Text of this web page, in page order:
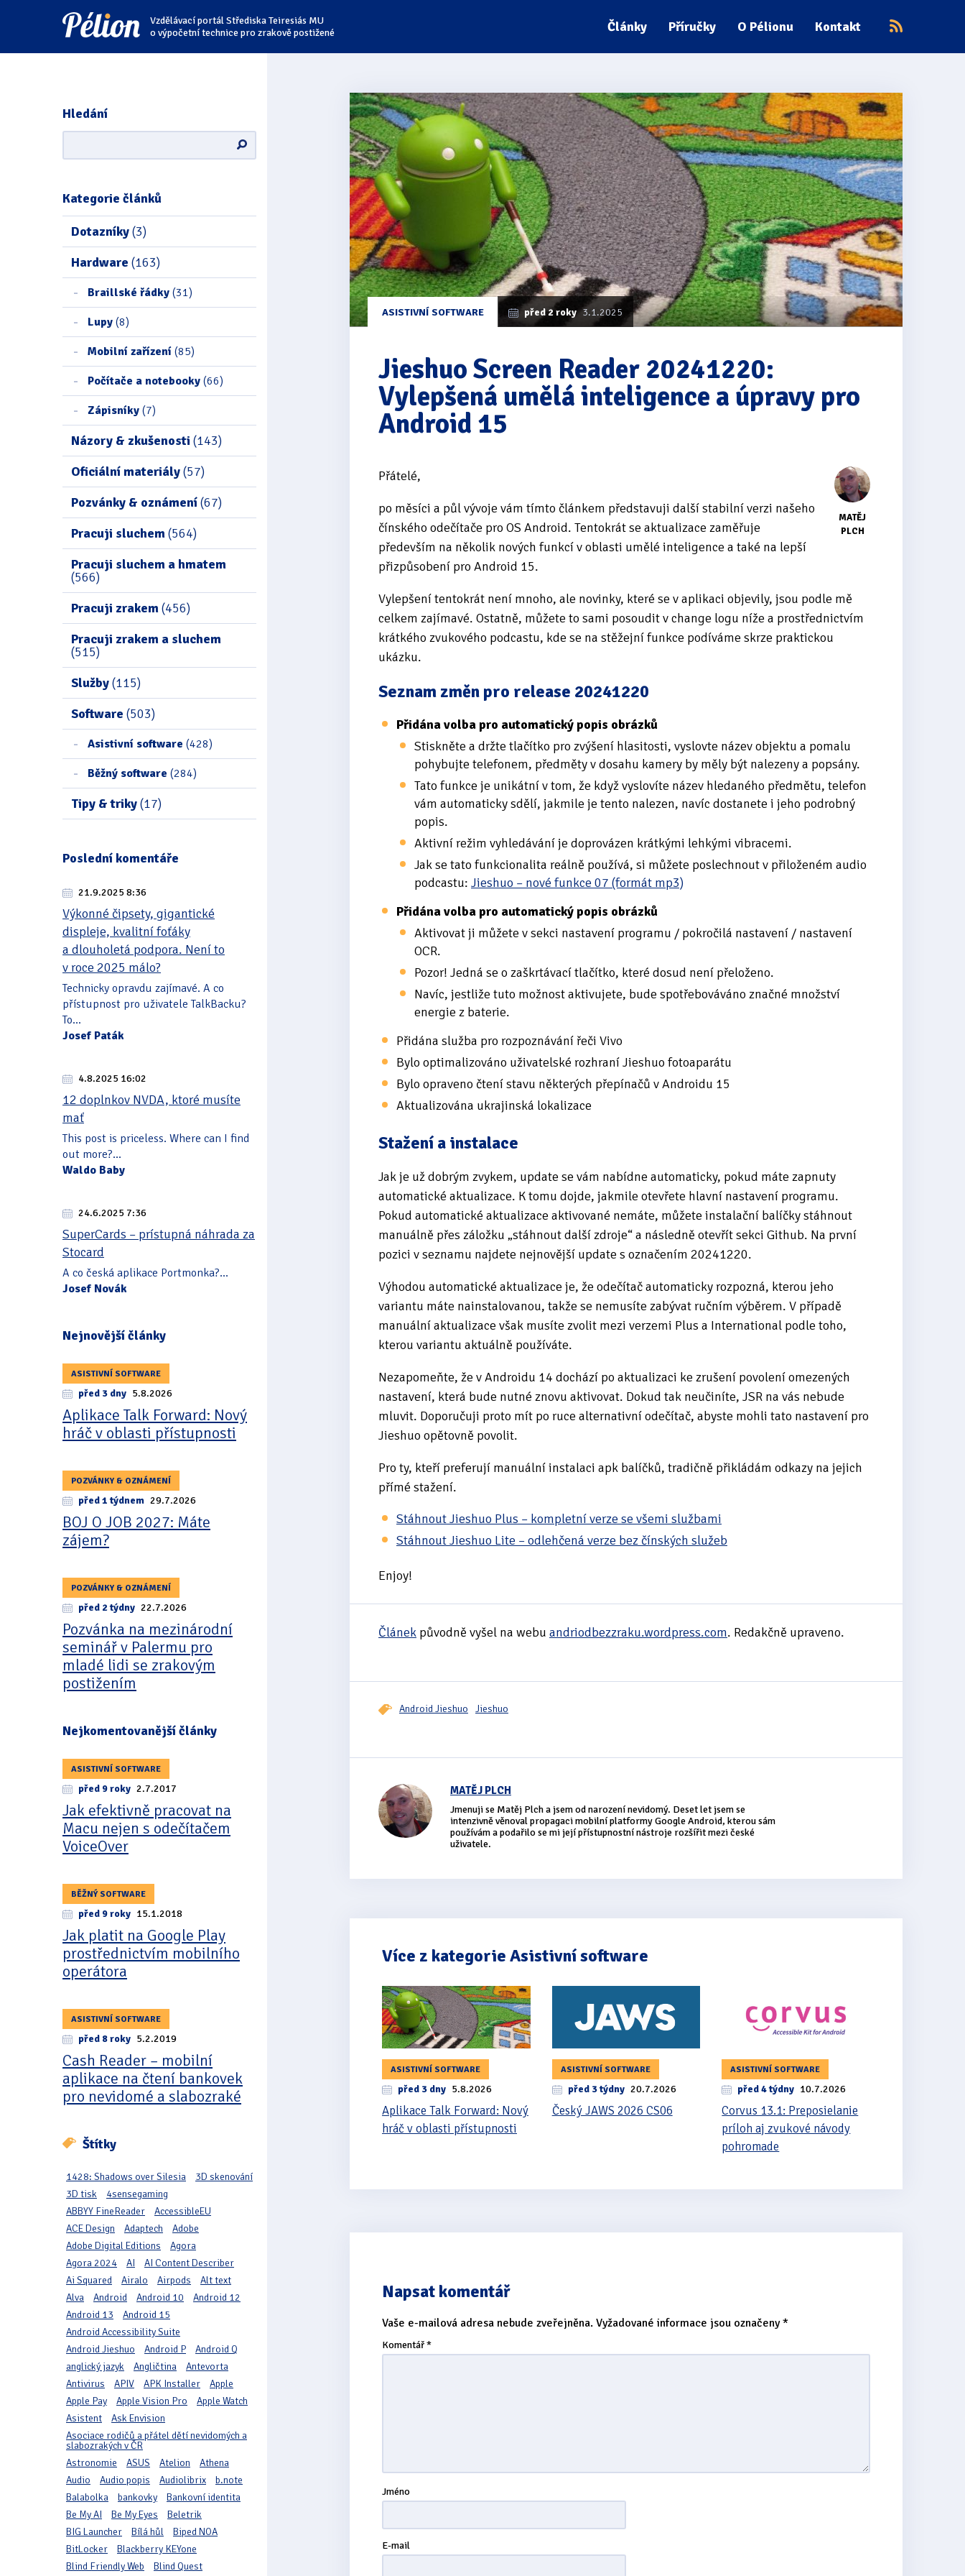
Přejít
na
štítky
Přejít
na
kategorie
Přejít
na
obsah
Vzdělávací portál Střediska Teiresiás MU
o výpočetní technice pro zrakově postižené
Články Příručky O Pélionu Kontakt
Hledání
Kategorie článků
Dotazníky(3)
Hardware (163)
Braillské řádky (31)
Lupy (8)
Mobilní zařízení (85)
Počítače a notebooky (66)
Zápisníky (7)
Názory & zkušenosti (143)
Oficiální materiály(57)
Pozvánky & oznámení(67)
Pracuji sluchem(564)
Pracuji sluchem a hmatem
(566)
Pracuji zrakem(456)
Pracuji zrakem a sluchem
(515)
Služby(115)
Software (503)
Asistivní software (428)
Běžný software (284)
Tipy & triky(17)
Poslední komentáře
21.9.2025 8:36
Výkonné čipsety, gigantické
displeje, kvalitní foťáky
a dlouholetá podpora. Není to
v roce 2025 málo?
Technicky opravdu zajímavé. A co
přístupnost pro uživatele TalkBacku?
To...
Josef Paták
4.8.2025 16:02
12 doplnkov NVDA, ktoré musíte
mať
This post is priceless. Where can I find
out more?...
Waldo Baby
24.6.2025 7:36
SuperCards – prístupná náhrada za
Stocard
A co česká aplikace Portmonka?...
Josef Novák
Nejnovější články
ASISTIVNÍ SOFTWARE
před 3 dny 5.8.2026
Aplikace Talk Forward: Nový
hráč v oblasti přístupnosti
POZVÁNKY & OZNÁMENÍ
před 1 týdnem 29.7.2026
BOJ O JOB 2027: Máte
zájem?
POZVÁNKY & OZNÁMENÍ
před 2 týdny 22.7.2026
Pozvánka na mezinárodní
seminář v Palermu pro
mladé lidi se zrakovým
postižením
Nejkomentovanější články
ASISTIVNÍ SOFTWARE
před 9 roky 2.7.2017
Jak efektivně pracovat na
Macu nejen s odečítačem
VoiceOver
BĚŽNÝ SOFTWARE
před 9 roky 15.1.2018
Jak platit na Google Play
prostřednictvím mobilního
operátora
ASISTIVNÍ SOFTWARE
před 8 roky 5.2.2019
Cash Reader – mobilní
aplikace na čtení bankovek
pro nevidomé a slabozraké
Štítky
1428: Shadows over Silesia
3D skenování
3D tisk
4sensegaming
ABBYY FineReader
AccessibleEU
ACE Design
Adaptech
Adobe
Adobe Digital Editions
Agora
Agora 2024
AI
AI Content Describer
Ai Squared
Airalo Airpods
Alt text
Alva
Android Android 10
Android 12
Android 13
Android 15
Android Accessibility Suite
Android Jieshuo
Android P
Android Q
anglický jazyk
Angličtina
Antevorta
Antivirus
APIV APK Installer
Apple
Apple Pay
Apple Vision Pro
Apple Watch
Asistent
Ask Envision
Asociace rodičů a přátel dětí nevidomých a
slabozrakých v ČR
Astronomie
ASUS Atelion
Athena
Audio
Audio popis Audiolibrix
b.note
Balabolka
bankovky
Bankovní identita
Be My AI
Be My Eyes
Beletrik
BIG Launcher
Bílá hůl
Biped NOA
BitLocker
Blackberry KEYone
Blind Friendly Web
Blind Quest
ASISTIVNÍ SOFTWARE před 2 roky 3.1.2025
Jieshuo Screen Reader 20241220:
Vylepšená umělá inteligence a úpravy pro
Android 15
MATĚJ
PLCH
Přátelé,
po měsíci a půl vývoje vám tímto článkem představuji další stabilní verzi našeho
čínského odečítače pro OS Android. Tentokrát se aktualizace zaměřuje
především na několik nových funkcí v oblasti umělé inteligence a také na lepší
přizpůsobení pro Android 15.
Vylepšení tentokrát není mnoho, ale novinky, které se v aplikaci objevily, jsou podle mě
celkem zajímavé. Ostatně, můžete to sami posoudit v change logu níže a prostřednictvím
krátkého zvukového podcastu, kde se na stěžejní funkce podíváme skrze praktickou
ukázku.
Seznam změn pro release 20241220
Přidána volba pro automatický popis obrázků
Stiskněte a držte tlačítko pro zvýšení hlasitosti, vyslovte název objektu a pomalu
pohybujte telefonem, předměty v dosahu kamery by měly být nalezeny a popsány.
Tato funkce je unikátní v tom, že když vyslovíte název hledaného předmětu, telefon
vám automaticky sdělí, jakmile je tento nalezen, navíc dostanete i jeho podrobný
popis.
Aktivní režim vyhledávání je doprovázen krátkými lehkými vibracemi.
Jak se tato funkcionalita reálně používá, si můžete poslechnout v přiloženém audio
podcastu: Jieshuo – nové funkce 07 (formát mp3)
Přidána volba pro automatický popis obrázků
Aktivovat ji můžete v sekci nastavení programu / pokročilá nastavení / nastavení
OCR.
Pozor! Jedná se o zaškrtávací tlačítko, které dosud není přeloženo.
Navíc, jestliže tuto možnost aktivujete, bude spotřebováváno značné množství
energie z baterie.
Přidána služba pro rozpoznávání řeči Vivo
Bylo optimalizováno uživatelské rozhraní Jieshuo fotoaparátu
Bylo opraveno čtení stavu některých přepínačů v Androidu 15
Aktualizována ukrajinská lokalizace
Stažení a instalace
Jak je už dobrým zvykem, update se vám nabídne automaticky, pokud máte zapnuty
automatické aktualizace. K tomu dojde, jakmile otevřete hlavní nastavení programu.
Pokud automatické aktualizace aktivované nemáte, můžete instalační balíčky stáhnout
manuálně přes záložku „stáhnout další zdroje“ a následně otevřít sekci Github. Na první
pozici v seznamu najdete nejnovější update s označením 20241220.
Výhodou automatické aktualizace je, že odečítač automaticky rozpozná, kterou jeho
variantu máte nainstalovanou, takže se nemusíte zabývat ručním výběrem. V případě
manuální aktualizace však musíte zvolit mezi verzemi Plus a International podle toho,
kterou variantu aktuálně používáte.
Nezapomeňte, že v Androidu 14 dochází po aktualizaci ke zrušení povolení omezených
nastavení, která bude nutné znovu aktivovat. Dokud tak neučiníte, JSR na vás nebude
mluvit. Doporučuji proto mít po ruce alternativní odečítač, abyste mohli tato nastavení pro
Jieshuo opětovně povolit.
Pro ty, kteří preferují manuální instalaci apk balíčků, tradičně přikládám odkazy na jejich
přímé stažení.
Stáhnout Jieshuo Plus – kompletní verze se všemi službami
Stáhnout Jieshuo Lite – odlehčená verze bez čínských služeb
Enjoy!
Článek původně vyšel na webu andriodbezzraku.wordpress.com. Redakčně upraveno.
Android Jieshuo Jieshuo
MATĚJ PLCH
Jmenuji se Matěj Plch a jsem od narození nevidomý. Deset let jsem se
intenzivně věnoval propagaci mobilní platformy Google Android, kterou sám
používám a podařilo se mi její přístupnostní nástroje rozšířit mezi české
uživatele.
Více z kategorie Asistivní software
ASISTIVNÍ SOFTWARE
před 3 dny 5.8.2026
Aplikace Talk Forward: Nový
hráč v oblasti přístupnosti
ASISTIVNÍ SOFTWARE
před 3 týdny 20.7.2026
Český JAWS 2026 CS06
ASISTIVNÍ SOFTWARE
před 4 týdny 10.7.2026
Corvus 13.1: Preposielanie
príloh aj zvukové návody
pohromade
Napsat komentář
Vaše e-mailová adresa nebude zveřejněna. Vyžadované informace jsou označeny*
Komentář*
Jméno
E-mail